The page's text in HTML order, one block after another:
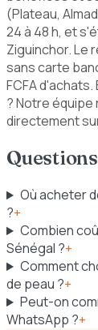
(Plateau,
24 à 48 h, et
Ziguinchor. Le
sans carte
FCFA
? Notre
directement
Où acheter
?+
Combien
Sénégal ?+
Comment
de peau ?+
Peut-on
WhatsApp ?+